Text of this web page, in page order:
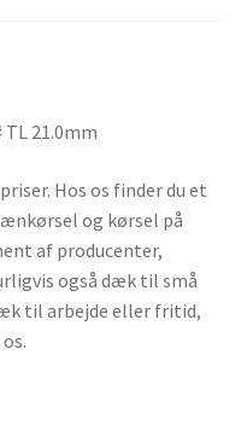
TL 21.0mm
Hos os finder du et
og kørsel på
af producenter,
også dæk til små
til arbejde eller fritid,